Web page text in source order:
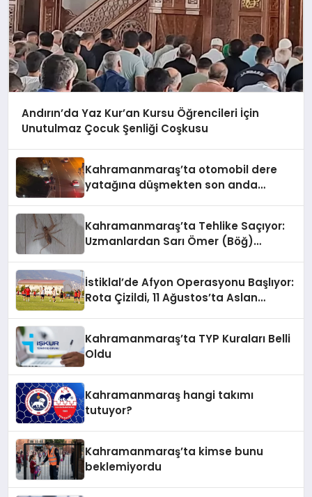
Andırın’da Yaz Kur’an Kursu Öğrencileri İçin
Unutulmaz Çocuk Şenliği Coşkusu
Kahramanmaraş’ta otomobil dere
yatağına düşmekten son anda
Kahramanmaraş’ta Tehlike Saçıyor:
Uzmanlardan Sarı Ömer (Böğ)
İstiklal’de Afyon Operasyonu Başlıyor:
Rota Çizildi, 11 Ağustos’ta Aslan
Kahramanmaraş’ta TYP Kuraları Belli
Oldu
Kahramanmaraş hangi takımı
tutuyor?
Kahramanmaraş’ta kimse bunu
beklemiyordu